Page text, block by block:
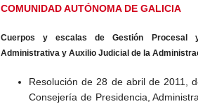
COMUNIDAD AUTÓNOMA DE GALICIA
Cuerpos y escalas de Gestión Procesal
Administrativa y Auxilio Judicial de la
Resolución de 28 de abril de 2011,
Consejería de Presidencia,